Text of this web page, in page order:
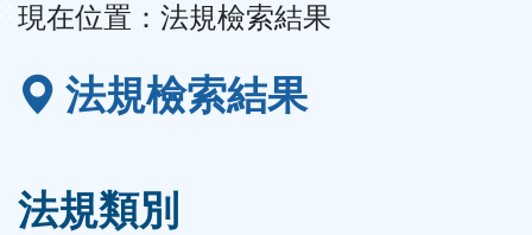
區
現在位置： 法規檢索結果
法規檢索結果
法規類別